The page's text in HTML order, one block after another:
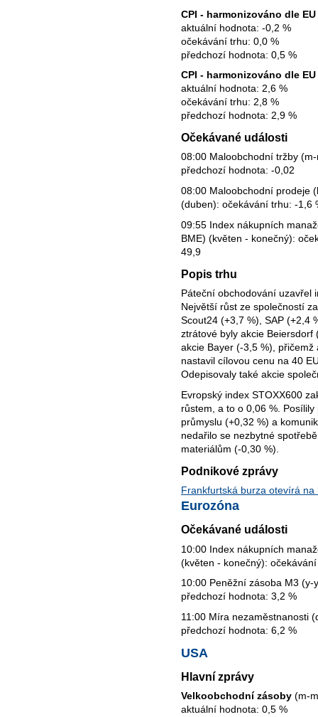
CPI - harmonizováno dle EU
aktuální hodnota: -0,2 %
očekávání trhu: 0,0 %
předchozí hodnota: 0,5 %
CPI - harmonizováno dle EU
aktuální hodnota: 2,6 %
očekávání trhu: 2,8 %
předchozí hodnota: 2,9 %
Očekávané události
08:00 Maloobchodní tržby
předchozí hodnota: -0,02
08:00 Maloobchodní prodeje
(duben): očekávání trhu: -1,6
09:55 Index nákupních
BME) (květen - konečný):
49,9
Popis trhu
Páteční obchodování uzavřel
Největší růst ze společností
Scout24 (+3,7 %), SAP (+2,4
ztrátové byly akcie Beiersdorf
akcie Bayer (-3,5 %),
nastavil cílovou cenu na 40
Odepisovaly také akcie
Evropský index STOXX600
růstem, a to o 0,06 %.
průmyslu (+0,32 %) a
nedařilo se nezbytné
materiálům (-0,30 %).
Podnikové zprávy
Frankfurtská burza otevírá na
Eurozóna
Očekávané události
10:00 Index nákupních
(květen - konečný):
10:00 Peněžní zásoba M3
předchozí hodnota: 3,2 %
11:00 Míra nezaměstnanosti
předchozí hodnota: 6,2 %
USA
Hlavní zprávy
Velkoobchodní zásoby (m-
aktuální hodnota: 0,5 %